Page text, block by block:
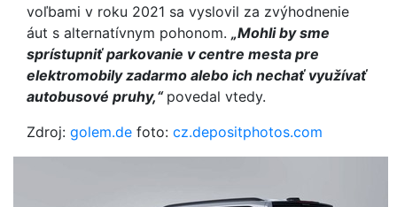
voľbami v roku 2021 sa vyslovil za zvýhodnenie
áut s alternatívnym pohonom. „Mohli by sme
sprístupniť parkovanie v centre mesta pre
elektromobily zadarmo alebo ich nechať využívať
autobusové pruhy,“ povedal vtedy.
Zdroj: golem.de foto: cz.depositphotos.com